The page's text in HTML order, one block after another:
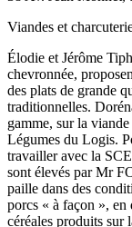
Viandes et
Élodie et Jérôme
chevronnée,
des plats de grande
traditionnelles.
gamme, sur la
Légumes du Logis.
travailler avec la
sont élevés par Mr
paille dans des
porcs « à façon »,
céréales produits sur